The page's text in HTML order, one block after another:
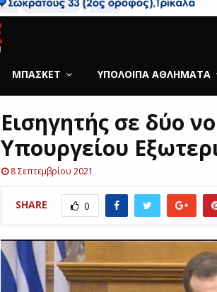
ΜΠΆΣΚΕΤ ΥΠΌΛΟΙΠΑ ΑΘΛΉΜΑΤΑ
Εισηγητής σε δύο
Υπουργείου
8 Σεπτεμβρίου 2021
SHARE 0